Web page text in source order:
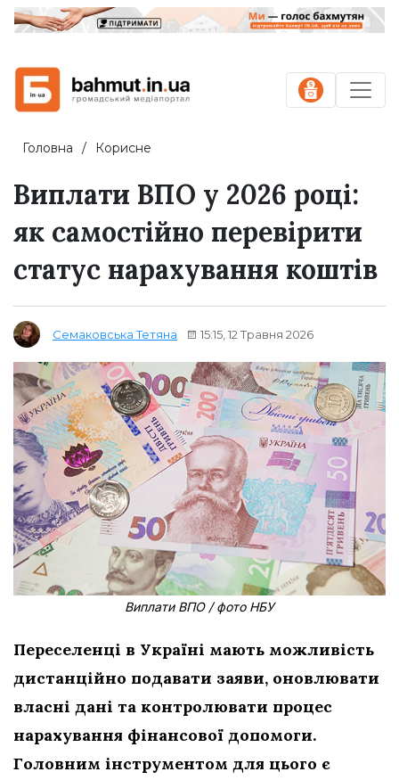
Головна Корисне
Виплати ВПО у 2026 році:
як самостійно перевірити
статус нарахування коштів
Семаковська Тетяна 15:15, 12 Травня 2026
Виплати ВПО / фото НБУ
Переселенці в Україні мають можливість
дистанційно подавати заяви, оновлювати
власні дані та контролювати процес
нарахування фінансової допомоги.
Головним інструментом для цього є